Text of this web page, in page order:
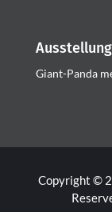
Giant-Panda
Copyright ©